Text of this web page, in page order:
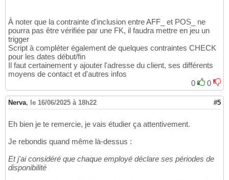
15
16
17
18
19
20
21
23
24
26
28
30
31
   CAL_ouvrable
BIT NOT NULL,
PRIMARY KEY(CAL_date )
)
CREATE TABLE CLI_client
   CLI_ident
INT IDENTITY,
   CLI_nom
VARCHAR (50)
PRIMARY KEY(CLI_ident)
) ;
CREATE TABLE COM_commande (
   COM_seq
SMALLINT,
FOREIGN KEY(CLI_ident) REFERENCES
);
À noter que la contrainte d'inclusion entre AFF_ et POS_ ne
pourra pas être vérifiée par une FK, il faudra mettre en jeu un
trigger
Script à compléter également de quelques contraintes CHECK
pour les dates début/fin
Il faut certainement y ajouter l'adresse du client, ses différents
moyens de contact et d'autres infos
0
0
Nerva, le 16/06/2025 à 18h22 #5
Eh bien je te remercie, je vais étudier ça attentivement.
Je rebondis quand même là-dessus :
Et j'ai considéré que chaque employé déclare ses périodes de
disponibilité